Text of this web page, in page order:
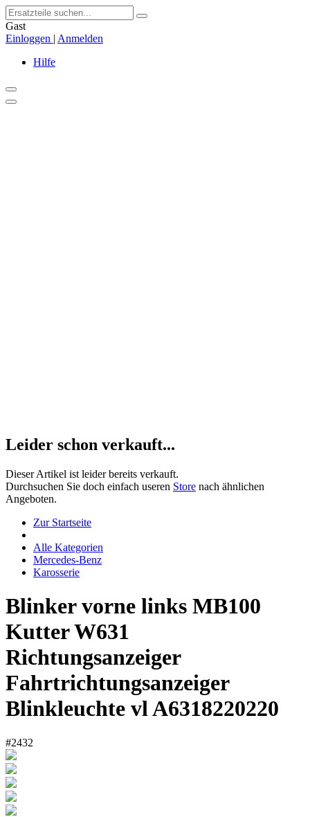
Gast
Einloggen | Anmelden
Hilfe
Leider schon verkauft...
Dieser Artikel ist leider bereits verkauft.
Durchsuchen Sie doch einfach useren Store nach ähnlichen
Angeboten.
Zur Startseite
Alle Kategorien
Mercedes-Benz
Karosserie
Blinker vorne links MB100
Kutter W631
Richtungsanzeiger
Fahrtrichtungsanzeiger
Blinkleuchte vl A6318220220
#2432